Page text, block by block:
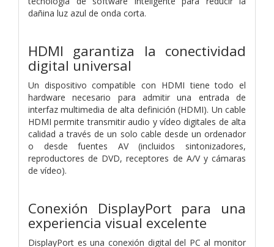
dañina luz azul de onda corta.
HDMI garantiza la conectividad
digital universal
Un dispositivo compatible con HDMI tiene todo el
hardware necesario para admitir una entrada de
interfaz multimedia de alta definición (HDMI). Un cable
HDMI permite transmitir audio y vídeo digitales de alta
calidad a través de un solo cable desde un ordenador
o desde fuentes AV (incluidos sintonizadores,
reproductores de DVD, receptores de A/V y cámaras
de vídeo).
Conexión DisplayPort para una
experiencia visual excelente
DisplayPort es una conexión digital del PC al monitor